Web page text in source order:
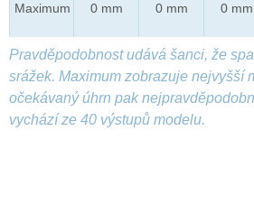
Maximum 0 mm 0 mm 0 mm
Pravděpodobnost udává šanci, že
srážek. Maximum zobrazuje nejvyšší
očekávaný úhrn pak
vychází ze 40 výstupů modelu.